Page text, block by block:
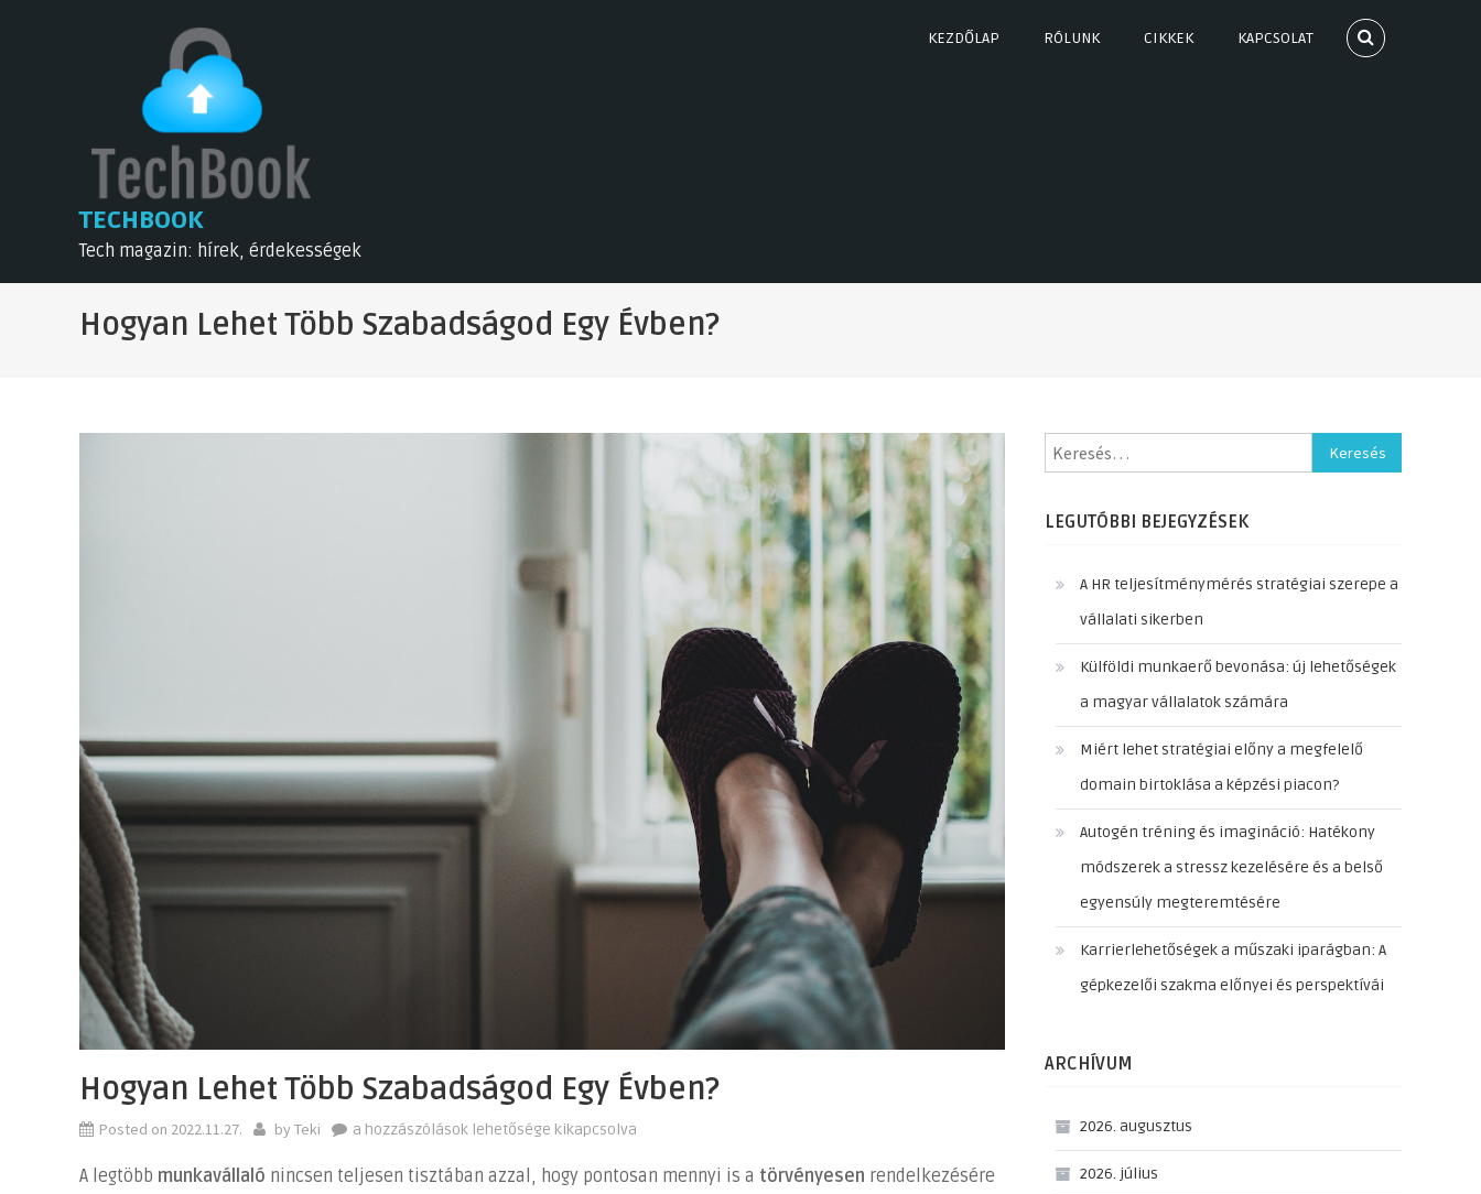
TECHBOOK
Tech magazin: hírek, érdekességek
KEZDŐLAP RÓLUNK CIKKEK KAPCSOLAT
Hogyan Lehet Több Szabadságod Egy Évben?
Hogyan Lehet Több Szabadságod Egy Évben?
Posted on 2022.11.27. by Teki
Hogyan
több
a hozzászólások lehetősége kikapcsolva
A legtöbb munkavállaló nincsen teljesen tisztában azzal, hogy pontosan mennyi is a törvényesen rendelkezésére
Keresés:
LEGUTÓBBI BEJEGYZÉSEK
A HR teljesítménymérés stratégiai szerepe a
vállalati sikerben
Külföldi munkaerő bevonása: új lehetőségek
a magyar vállalatok számára
Miért lehet stratégiai előny a megfelelő
domain birtoklása a képzési piacon?
Autogén tréning és imagináció: Hatékony
módszerek a stressz kezelésére és a belső
egyensúly megteremtésére
Karrierlehetőségek a műszaki iparágban: A
gépkezelői szakma előnyei és perspektívái
ARCHÍVUM
2026. augusztus
2026. július